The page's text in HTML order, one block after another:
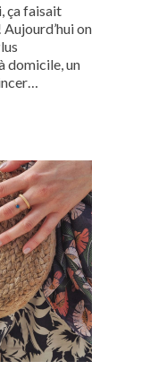
ça faisait
on
domicile, un